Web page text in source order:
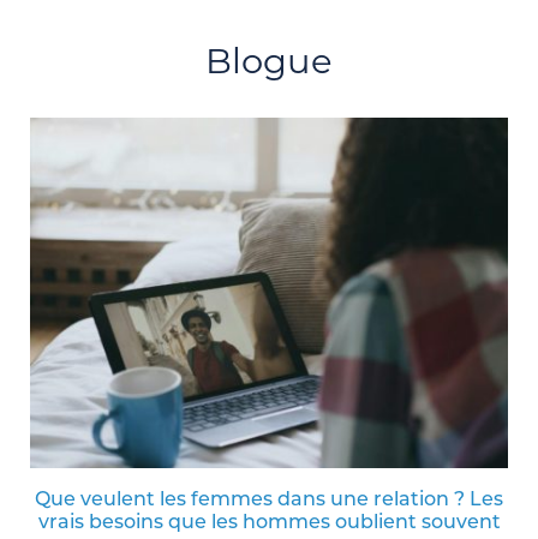
Blogue
Que veulent les femmes dans une relation ? Les
vrais besoins que les hommes oublient souvent